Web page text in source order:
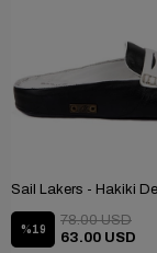
%19
63.00 USD
78.00 USD